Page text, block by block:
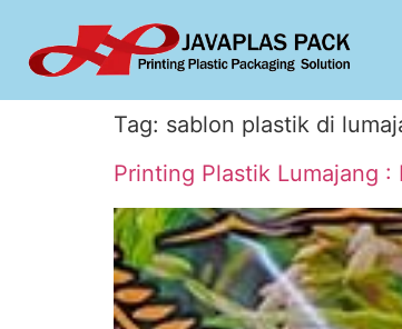
Tag: sablon plastik di
Printing Plastik Lumajang